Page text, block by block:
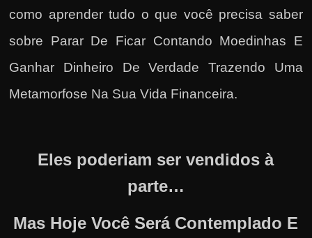
como aprender tudo o que você precisa saber
sobre Parar De Ficar Contando Moedinhas E
Ganhar Dinheiro De Verdade Trazendo Uma
Metamorfose Na Sua Vida Financeira.
Eles poderiam ser vendidos à
parte…
Mas Hoje Você Será Contemplado E